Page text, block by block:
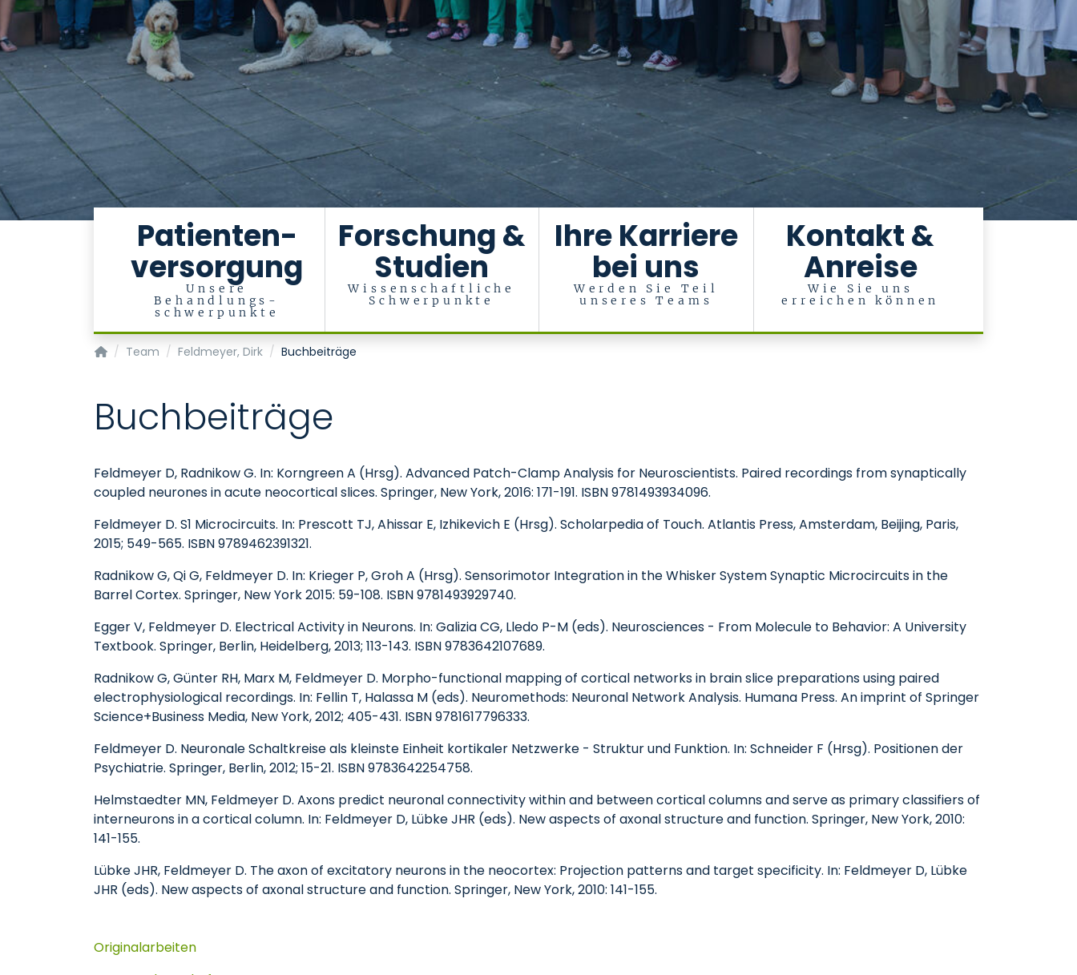
Patienten-
versorgung
Unsere
Behandlungs-
schwerpunkte
Forschung &
Studien
Wissenschaftliche
Schwerpunkte
Ihre Karriere
bei uns
Werden Sie Teil
unseres Teams
Kontakt &
Anreise
Wie Sie uns
erreichen können
Klinik für Psychiatrie, Psychotherapie und Psychosomatik
Team Feldmeyer, Dirk Buchbeiträge
Buchbeiträge
Feldmeyer D, Radnikow G. In: Korngreen A (Hrsg). Advanced Patch-Clamp Analysis for Neuroscientists. Paired recordings from synaptically
coupled neurones in acute neocortical slices. Springer, New York, 2016: 171-191. ISBN 9781493934096.
Feldmeyer D. S1 Microcircuits. In: Prescott TJ, Ahissar E, Izhikevich E (Hrsg). Scholarpedia of Touch. Atlantis Press, Amsterdam, Beijing, Paris,
2015; 549-565. ISBN 9789462391321.
Radnikow G, Qi G, Feldmeyer D. In: Krieger P, Groh A (Hrsg). Sensorimotor Integration in the Whisker System Synaptic Microcircuits in the
Barrel Cortex. Springer, New York 2015: 59-108. ISBN 9781493929740.
Egger V, Feldmeyer D. Electrical Activity in Neurons. In: Galizia CG, Lledo P-M (eds). Neurosciences - From Molecule to Behavior: A University
Textbook. Springer, Berlin, Heidelberg, 2013; 113-143. ISBN 9783642107689.
Radnikow G, Günter RH, Marx M, Feldmeyer D. Morpho-functional mapping of cortical networks in brain slice preparations using paired
electrophysiological recordings. In: Fellin T, Halassa M (eds). Neuromethods: Neuronal Network Analysis. Humana Press. An imprint of Springer
Science+Business Media, New York, 2012; 405-431. ISBN 9781617796333.
Feldmeyer D. Neuronale Schaltkreise als kleinste Einheit kortikaler Netzwerke - Struktur und Funktion. In: Schneider F (Hrsg). Positionen der
Psychiatrie. Springer, Berlin, 2012; 15-21. ISBN 9783642254758.
Helmstaedter MN, Feldmeyer D. Axons predict neuronal connectivity within and between cortical columns and serve as primary classifiers of
interneurons in a cortical column. In: Feldmeyer D, Lübke JHR (eds). New aspects of axonal structure and function. Springer, New York, 2010:
141-155.
Lübke JHR, Feldmeyer D. The axon of excitatory neurons in the neocortex: Projection patterns and target specificity. In: Feldmeyer D, Lübke
JHR (eds). New aspects of axonal structure and function. Springer, New York, 2010: 141-155.
Originalarbeiten